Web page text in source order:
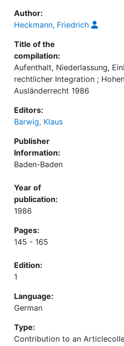
Author:
Heckmann, Friedrich
Title of the
compilation:
Aufenthalt, Niederlassung,
rechtlicher Integration ;
Ausländerrecht 1986
Editors:
Barwig, Klaus
Publisher
Information:
Baden-Baden
Year of
publication:
1986
Pages:
145 - 165
Edition:
1
Language:
German
Type:
Contribution to an